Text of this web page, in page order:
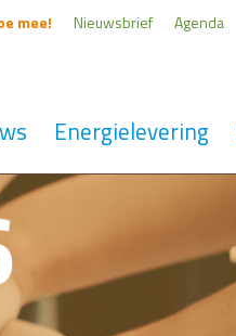
mee! Nieuwsbrief Agenda
Energielevering